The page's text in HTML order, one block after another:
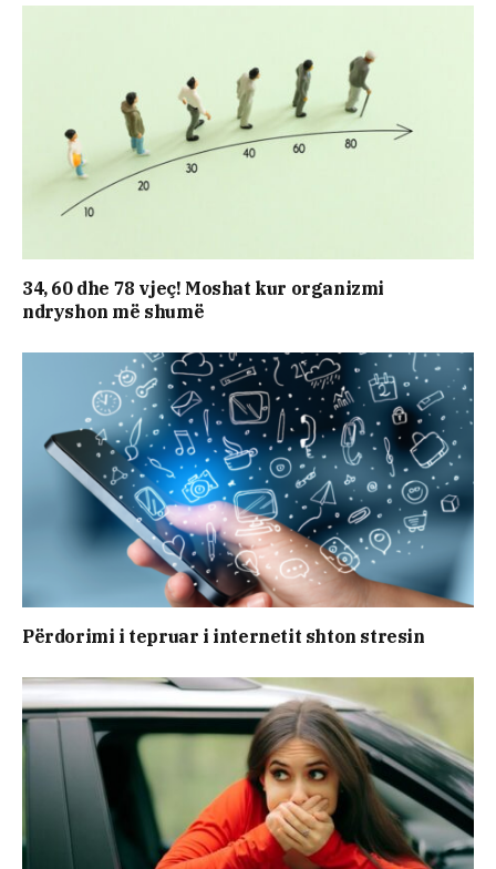
34, 60 dhe 78 vjeç! Moshat kur organizmi
ndryshon më shumë
Përdorimi i tepruar i internetit shton stresin